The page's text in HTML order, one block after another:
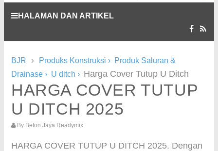
HALAMAN DAN ARTIKEL
BJR › Produks Konstruksi › Produk Saluran &
Drainase › U ditch › Harga Cover Tutup U Ditch
HARGA COVER TUTUP
U DITCH 2025
By Beton Jaya Readymix
HARGA COVER TUTUP U DITCH 2025. Dengan